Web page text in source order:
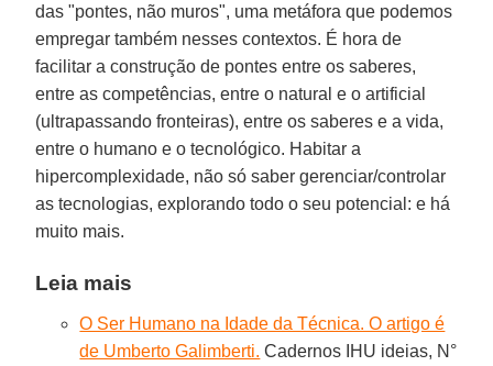
das "pontes, não muros", uma metáfora que podemos
empregar também nesses contextos. É hora de
facilitar a construção de pontes entre os saberes,
entre as competências, entre o natural e o artificial
(ultrapassando fronteiras), entre os saberes e a vida,
entre o humano e o tecnológico. Habitar a
hipercomplexidade, não só saber gerenciar/controlar
as tecnologias, explorando todo o seu potencial: e há
muito mais.
Leia mais
O Ser Humano na Idade da Técnica. O artigo é
de Umberto Galimberti. Cadernos IHU ideias, N°